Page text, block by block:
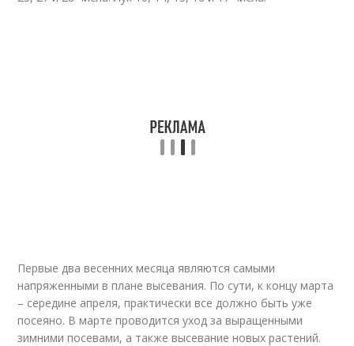
Первые два весенних месяца являются самыми
напряженными в плане высевания. По сути, к концу марта
– середине апреля, практически все должно быть уже
посеяно. В марте проводится уход за выращенными
зимними посевами, а также высевание новых растений.